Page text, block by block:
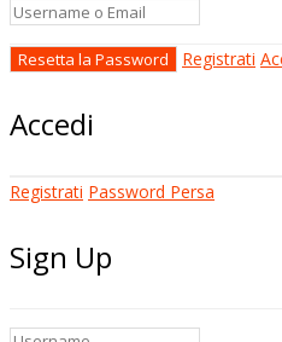
Registrati
Accedi
Registrati Password Persa
Sign Up